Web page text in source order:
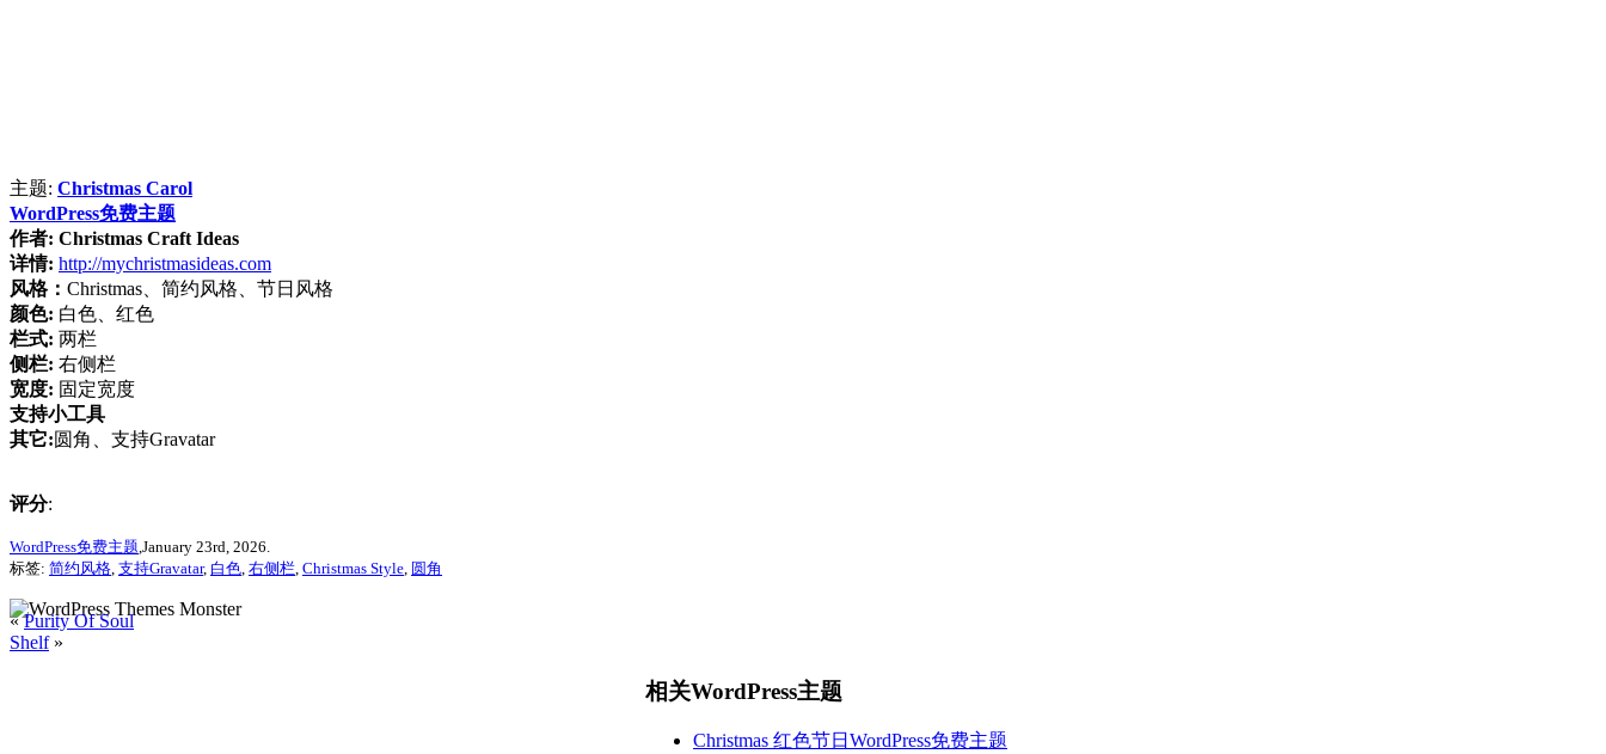
主题: Christmas Carol
WordPress免费主题
作者: Christmas Craft Ideas
详情: http://mychristmasideas.com
风格： Christmas、简约风格、节日风格
颜色: 白色、红色
栏式: 两栏
侧栏: 右侧栏
宽度: 固定宽度
支持小工具
其它:圆角、支持Gravatar
评分:
WordPress免费主题 ,January 23rd, 2026.
标签: 简约风格 支持Gravatar, 白色 右侧栏 Christmas Style 圆角
«Purity Of Soul
Shelf»
相关WordPress主题
Christmas 红色节日WordPress免费主题